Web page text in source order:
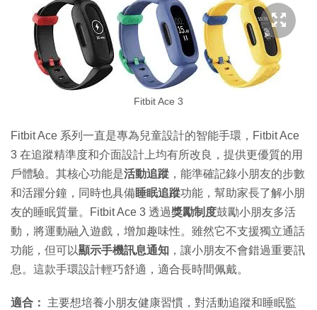
Fitbit Ace 3
Fitbit Ace 系列一直是專為兒童設計的智能手環，Fitbit Ace
3 在追蹤精準度和介面設計上均有所改良，提供更優質的用
戶體驗。其核心功能是活動追蹤 ，能準確記錄小朋友的步數
和活躍分鐘，同時也具備睡眠追蹤功能，幫助家長了解小朋
友的睡眠質量。Fitbit Ace 3 透過獎勵制度鼓勵小朋友多活
動，將運動融入遊戲，增加趣味性。雖然它不支援獨立通話
功能，但可以顯示手機訊息通知 ，讓小朋友不會錯過重要訊
息。這款手環設計輕巧舒適，適合長時間佩戴。
適合：
主要想培養小朋友健康習慣，對活動追蹤和睡眠監